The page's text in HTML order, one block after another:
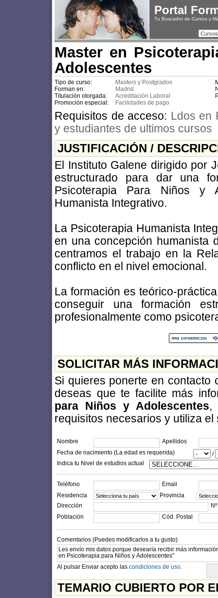
Portal
Tu Buscador de Cursos y
Master en
Adolescentes
Tipo de curso: Masters y Postgrados
Forman en:
Madrid
Titulación otorgada:
Acreditación Laboral
Promoción especial:
Facilidades de pago
Requisitos de acceso: Ldos en
y estudiantes de ultimos cursos
JUSTIFICACIÓN /
El Instituto Galene dirigido por
estructurado para dar una
Psicoterapia Para Niños y
Humanista Integrativo.
La Psicoterapia Humanista
en una concepción humanista
centramos el trabajo en la
conflicto en el nivel emocional.
La formación es teórico-
conseguir una formación
profesionalmente como
SOLICITAR MÁS
Si quieres ponerte en contacto
deseas que te facilite más
para Niños y Adolescentes,
requisitos necesarios y utiliza el
Nombre
Apellidos
Fecha de nacimiento (La edad es requerida)
/
Indica tu Nivel de estudios actual
Teléfono
Email
Residencia
Provincia
Dirección
Nº
Población
Cód. Postal
Comentarios (Puedes modificarlos a tu gusto)
Al pulsar Enviar acepto las condiciones de uso.
TEMARIO CUBIERTO POR